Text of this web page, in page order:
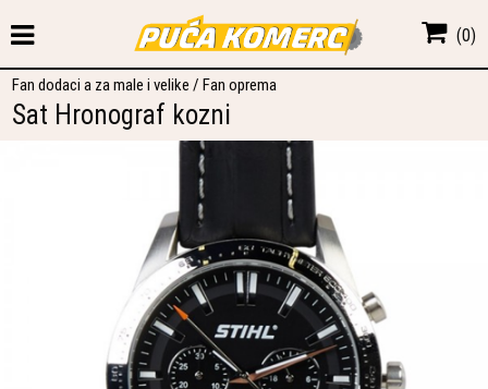
(0)
Fan dodaci a za male i velike /Fan oprema
Sat Hronograf kozni